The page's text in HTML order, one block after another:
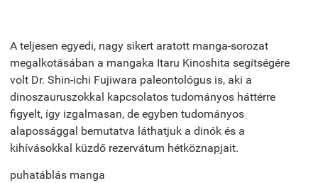
A teljesen egyedi, nagy sikert aratott manga-sorozat
megalkotásában a mangaka Itaru Kinoshita segítségére
volt Dr. Shin-ichi Fujiwara paleontológus is, aki a
dinoszauruszokkal kapcsolatos tudományos háttérre
figyelt, így izgalmasan, de egyben tudományos
alapossággal bemutatva láthatjuk a dinók és a
kihívásokkal küzdő rezervátum hétköznapjait.
puhatáblás manga